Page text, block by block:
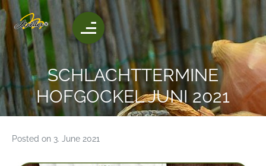
SCHLACHTTERMINE
HOFGOCKEL JUNI 2021
Posted on 3. June 2021